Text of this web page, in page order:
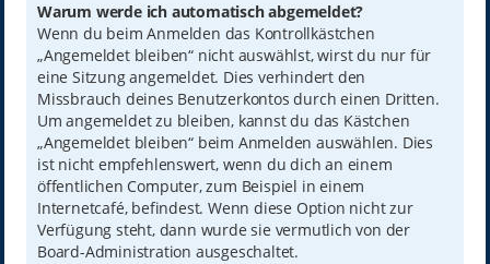
Warum werde ich automatisch abgemeldet?
Wenn du beim Anmelden das Kontrollkästchen
„Angemeldet bleiben“ nicht auswählst, wirst du nur für
eine Sitzung angemeldet. Dies verhindert den
Missbrauch deines Benutzerkontos durch einen Dritten.
Um angemeldet zu bleiben, kannst du das Kästchen
„Angemeldet bleiben“ beim Anmelden auswählen. Dies
ist nicht empfehlenswert, wenn du dich an einem
öffentlichen Computer, zum Beispiel in einem
Internetcafé, befindest. Wenn diese Option nicht zur
Verfügung steht, dann wurde sie vermutlich von der
Board-Administration ausgeschaltet.